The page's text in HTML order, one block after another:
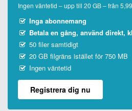
Ingen väntetid – upp till 20 GB – från
Inga abonnemang
Betala en gång, använd direkt,
50 filer samtidigt
20 GB filgräns istället för 750 MB
Ingen väntetid
Registrera dig nu